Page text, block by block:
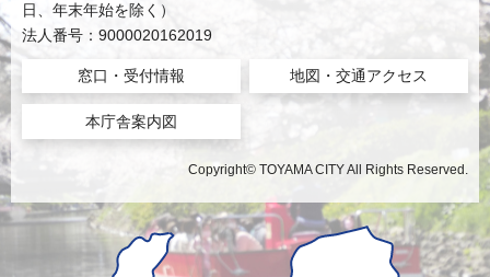
日、年末年始を除く）
法人番号：9000020162019
窓口・受付情報 地図・交通アクセス
本庁舎案内図
Copyright© TOYAMA CITY All Rights Reserved.